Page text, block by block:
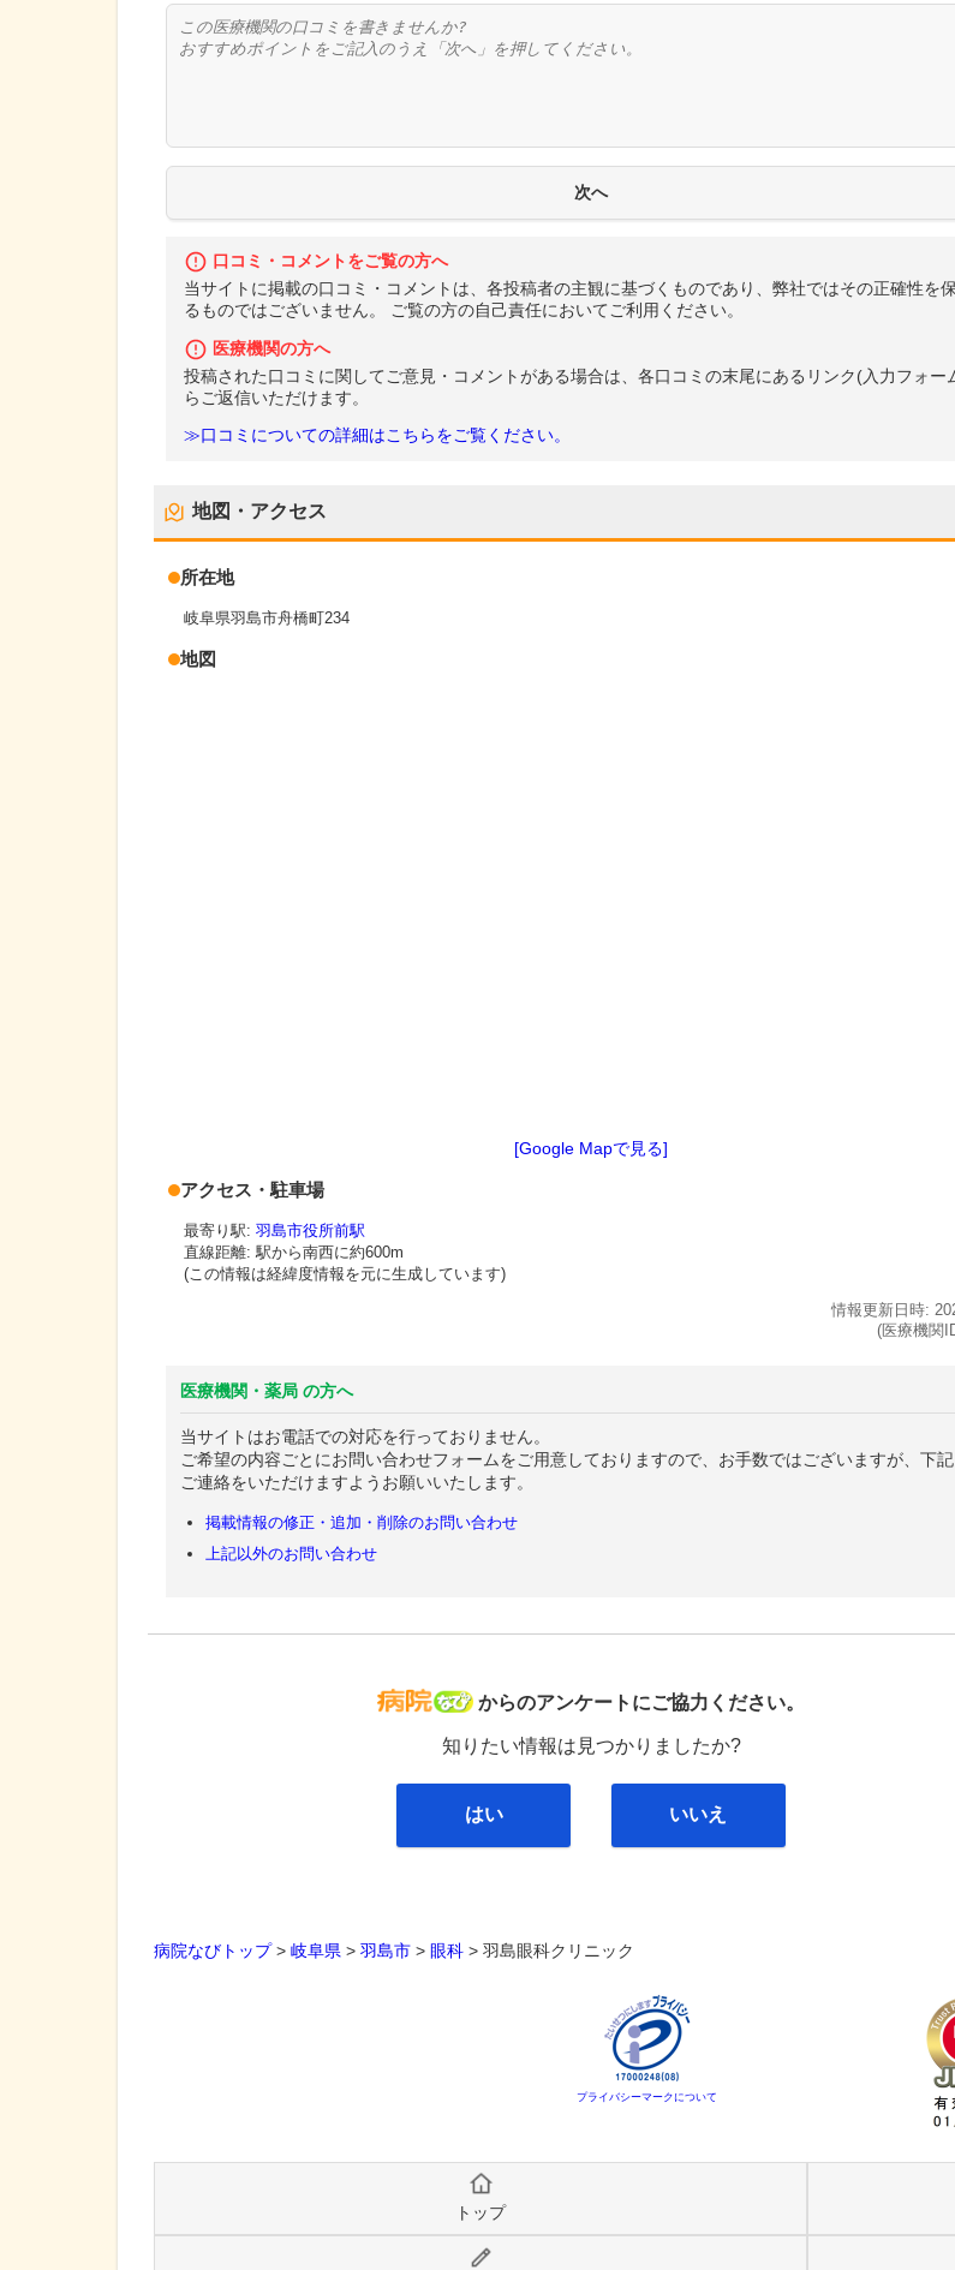
口コミ・コメントをご覧の方へ
当サイトに掲載の口コミ・コメントは、各投稿者の主観に基づくものであり、弊社ではその正確性を
るものではございません。 ご覧の方の自己責任においてご利用ください。
医療機関の方へ
投稿された口コミに関してご意見・コメントがある場合は、各口コミの末尾にあるリンク(入力フォー
らご返信いただけます。
≫口コミについての詳細はこちらをご覧ください。
地図・アクセス
所在地
岐阜県羽島市舟橋町234
地図
[Google Mapで見る]
アクセス・駐車場
最寄り駅: 羽島市役所前駅
直線距離: 駅から南西に約600m
(この情報は経緯度情報を元に生成しています)
情報更新日時:
(医療機関
医療機関・薬局 の方へ
当サイトはお電話での対応を行っておりません。
ご希望の内容ごとにお問い合わせフォームをご用意しておりますので、お手数ではございますが、下記
ご連絡をいただけますようお願いいたします。
掲載情報の修正・追加・削除のお問い合わせ
上記以外のお問い合わせ
病院なび
からのアンケートにご協力ください。
知りたい情報は見つかりましたか?
はい いいえ
病院なびトップ> 岐阜県 > 羽島市 > 眼科 > 羽島眼科クリニック
プライバシーマークについて
トップ